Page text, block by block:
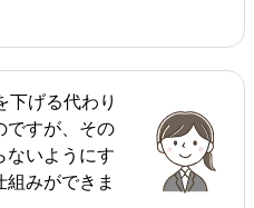
下げる代わり
ですが、その
ないようにす
組みができま